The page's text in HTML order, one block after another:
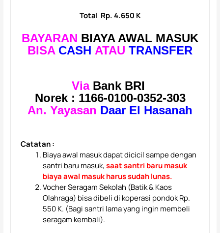
Total Rp. 4.650 K
BAYARAN BIAYA AWAL MASUK
BISA CASH ATAU TRANSFER
Via Bank BRI
Norek : 1166-0100-0352-303
An. Yayasan Daar El Hasanah
Catatan :
Biaya awal masuk dapat dicicil sampe dengan
santri baru masuk,saat santri baru masuk
biaya awal masuk harus sudah lunas.
Vocher Seragam Sekolah (Batik & Kaos
Olahraga) bisa dibeli di koperasi pondok Rp.
550 K. (Bagi santri lama yang ingin membeli
seragam kembali).